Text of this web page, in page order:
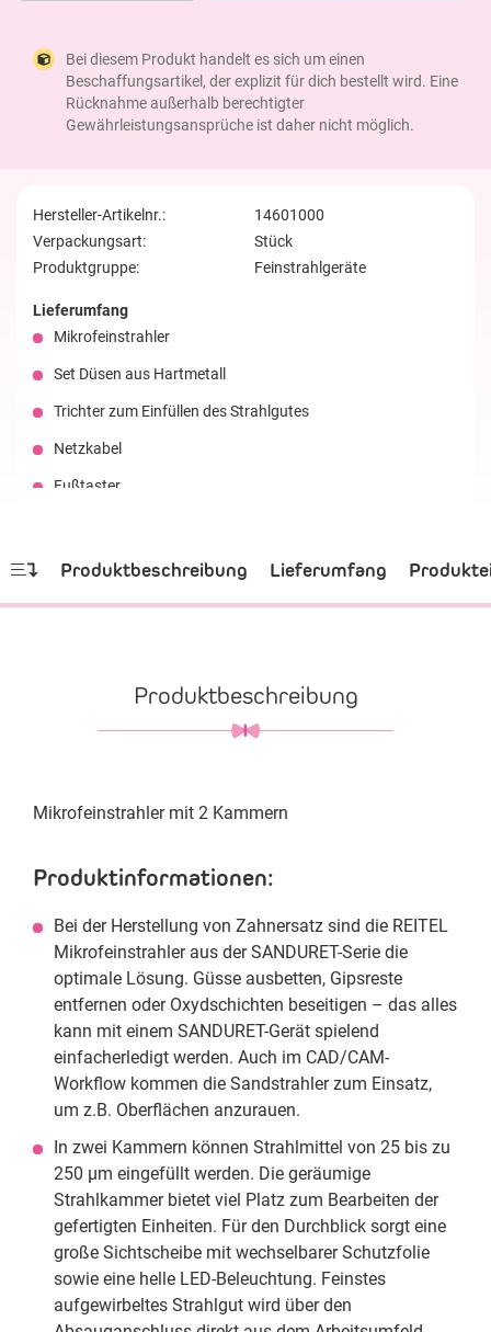
Bei diesem Produkt handelt es sich um einen
Beschaffungsartikel, der explizit für dich bestellt wird. Eine
Rücknahme außerhalb berechtigter
Gewährleistungsansprüche ist daher nicht möglich.
Hersteller-Artikelnr.:
14601000
Verpackungsart:
Stück
Produktgruppe:
Feinstrahlgeräte
Lieferumfang
Mikrofeinstrahler
Set Düsen aus Hartmetall
Trichter zum Einfüllen des Strahlgutes
Netzkabel
Fußtaster
Produktbeschreibung Lieferumfang
Produktbeschreibung
Mikrofeinstrahler mit 2 Kammern
Produktinformationen:
Bei der Herstellung von Zahnersatz sind die REITEL
Mikrofeinstrahler aus der SANDURET-Serie die
optimale Lösung. Güsse ausbetten, Gipsreste
entfernen oder Oxydschichten beseitigen – das alles
kann mit einem SANDURET-Gerät spielend
einfacherledigt werden. Auch im CAD/CAM-
Workflow kommen die Sandstrahler zum Einsatz,
um z.B. Oberflächen anzurauen.
In zwei Kammern können Strahlmittel von 25 bis zu
250 µm eingefüllt werden. Die geräumige
Strahlkammer bietet viel Platz zum Bearbeiten der
gefertigten Einheiten. Für den Durchblick sorgt eine
große Sichtscheibe mit wechselbarer Schutzfolie
sowie eine helle LED-Beleuchtung. Feinstes
aufgewirbeltes Strahlgut wird über den